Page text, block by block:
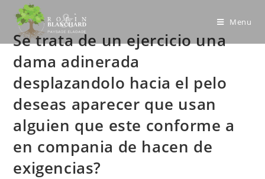
content
Menu
Se trata de un ejercicio una
dama adinerada
desplazandolo hacia el pelo
deseas aparecer que usan
alguien que este conforme a
en compania de hacen de
exigencias?